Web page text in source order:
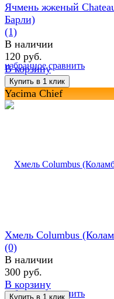
избранное сравнить
Ячмень жженый
Барли)
(1)
В наличии
120 руб.
В корзину
Yacima Chief
избранное сравнить
Хмель Columbus
(0)
В наличии
300 руб.
В корзину